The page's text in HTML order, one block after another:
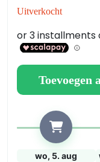
–
UV-
voor
Buitenhout
Uitverkocht
Toevoegen
wo, 5. aug